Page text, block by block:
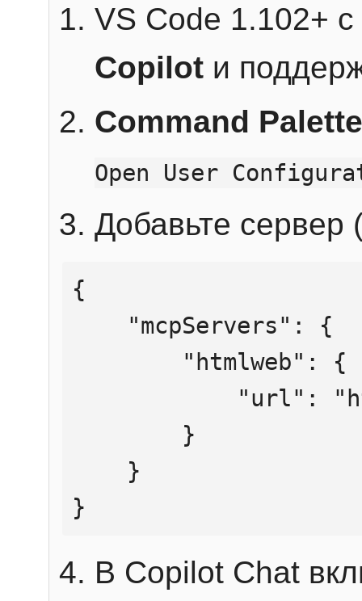
VS Code 1.102+
Copilot и
Command Palette
Open User
Добавьте сервер
{
}
В Copilot Chat